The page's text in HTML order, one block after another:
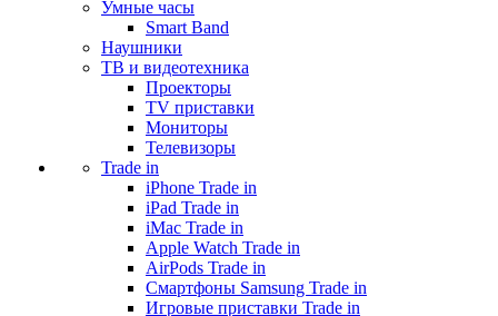
Умные часы
Smart Band
Наушники
ТВ и видеотехника
Проекторы
TV приставки
Мониторы
Телевизоры
Trade in
iPhone Trade in
iPad Trade in
iMac Trade in
Apple Watch Trade in
AirPods Trade in
Смартфоны Samsung Trade in
Игровые приставки Trade in